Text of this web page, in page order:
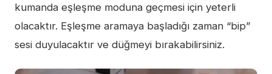
kumanda eşleşme moduna geçmesi için yeterli
olacaktır. Eşleşme aramaya başladığı zaman “bip”
sesi duyulacaktır ve düğmeyi bırakabilirsiniz.